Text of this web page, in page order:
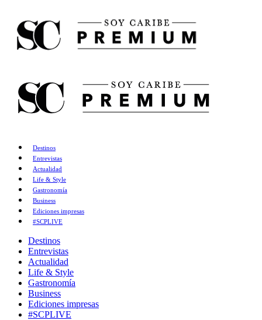
Destinos
Entrevistas
Actualidad
Life & Style
Gastronomía
Business
Ediciones impresas
#SCPLIVE
Destinos
Entrevistas
Actualidad
Life & Style
Gastronomía
Business
Ediciones impresas
#SCPLIVE